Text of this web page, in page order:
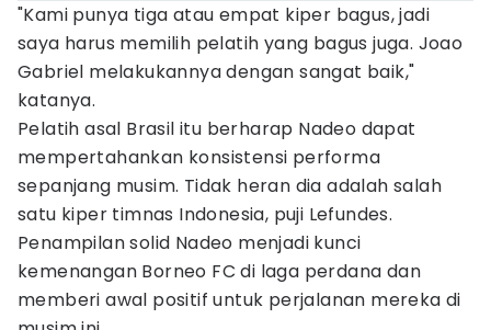
"Kami punya tiga atau empat kiper bagus, jadi
saya harus memilih pelatih yang bagus juga. Joao
Gabriel melakukannya dengan sangat baik,"
katanya.
Pelatih asal Brasil itu berharap Nadeo dapat
mempertahankan konsistensi performa
sepanjang musim. Tidak heran dia adalah salah
satu kiper timnas Indonesia, puji Lefundes.
Penampilan solid Nadeo menjadi kunci
kemenangan Borneo FC di laga perdana dan
memberi awal positif untuk perjalanan mereka di